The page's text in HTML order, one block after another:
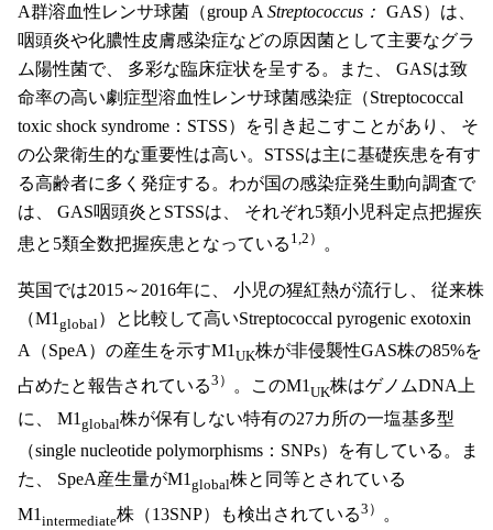
A群溶血性レンサ球菌（group A Streptococcus： GAS）は、
咽頭炎や化膿性皮膚感染症などの原因菌として主要なグラ
ム陽性菌で、 多彩な臨床症状を呈する。また、 GASは致
命率の高い劇症型溶血性レンサ球菌感染症（Streptococcal
toxic shock syndrome：STSS）を引き起こすことがあり、 そ
の公衆衛生的な重要性は高い。STSSは主に基礎疾患を有す
る高齢者に多く発症する。わが国の感染症発生動向調査で
は、 GAS咽頭炎とSTSSは、 それぞれ5類小児科定点把握疾
患と5類全数把握疾患となっている 1,2） 。
英国では2015～2016年に、 小児の猩紅熱が流行し、 従来株
（M1 global）と比較して高いStreptococcal pyrogenic exotoxin
A（SpeA）の産生を示すM1 UK株が非侵襲性GAS株の85%を
占めたと報告されている3） 。このM1UK株はゲノムDNA上
に、 M1 global株が保有しない特有の27カ所の一塩基多型
（single nucleotide polymorphisms：SNPs）を有している。ま
た、 SpeA産生量がM1 global株と同等とされている
M1intermediate株（13SNP）も検出されている3） 。